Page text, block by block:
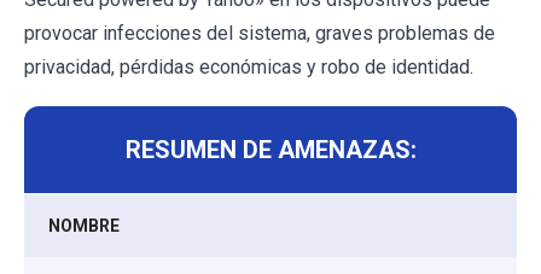
provocar infecciones del sistema, graves problemas de
privacidad, pérdidas económicas y robo de identidad.
RESUMEN DE AMENAZAS:
NOMBRE